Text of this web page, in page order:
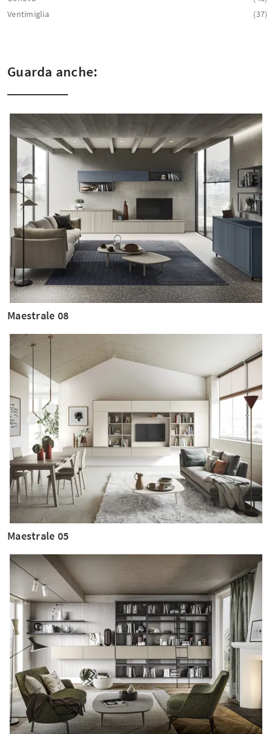
Ventimiglia
37
Guarda anche:
Maestrale 08
Maestrale 05